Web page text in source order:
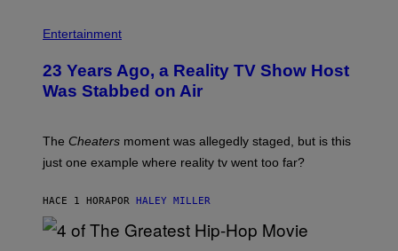
Entertainment
23 Years Ago, a Reality TV Show Host
Was Stabbed on Air
The Cheaters moment was allegedly staged, but is this
just one example where reality tv went too far?
HACE 1 HORAPOR HALEY MILLER